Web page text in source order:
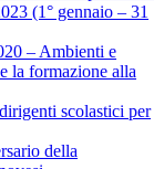
(1° gennaio – 31
– Ambienti e
la formazione alla
scolastici per
della